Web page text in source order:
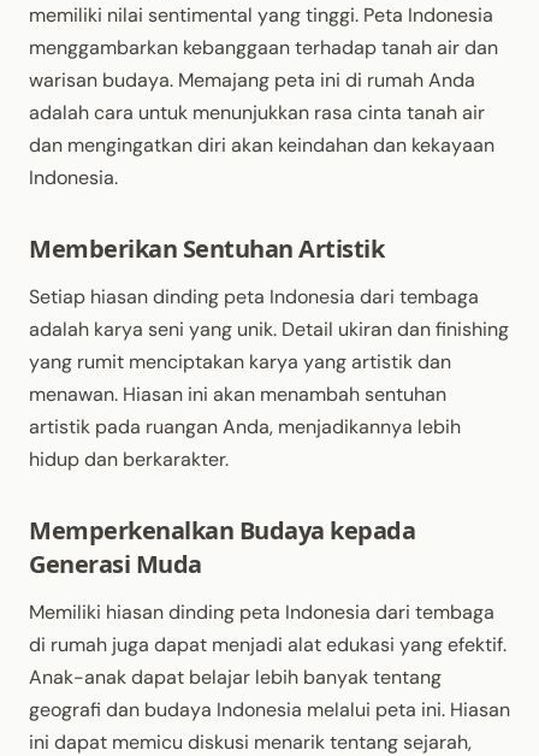
memiliki nilai sentimental yang tinggi. Peta Indonesia
menggambarkan kebanggaan terhadap tanah air dan
warisan budaya. Memajang peta ini di rumah Anda
adalah cara untuk menunjukkan rasa cinta tanah air
dan mengingatkan diri akan keindahan dan kekayaan
Indonesia.
Memberikan Sentuhan Artistik
Setiap hiasan dinding peta Indonesia dari tembaga
adalah karya seni yang unik. Detail ukiran dan finishing
yang rumit menciptakan karya yang artistik dan
menawan. Hiasan ini akan menambah sentuhan
artistik pada ruangan Anda, menjadikannya lebih
hidup dan berkarakter.
Memperkenalkan Budaya kepada
Generasi Muda
Memiliki hiasan dinding peta Indonesia dari tembaga
di rumah juga dapat menjadi alat edukasi yang efektif.
Anak-anak dapat belajar lebih banyak tentang
geografi dan budaya Indonesia melalui peta ini. Hiasan
ini dapat memicu diskusi menarik tentang sejarah,